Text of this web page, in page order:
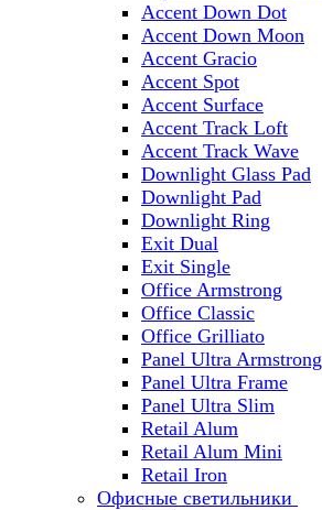
Accent Down Dot
Accent Down Moon
Accent Gracio
Accent Spot
Accent Surface
Accent Track Loft
Accent Track Wave
Downlight Glass Pad
Downlight Pad
Downlight Ring
Exit Dual
Exit Single
Office Armstrong
Office Classic
Office Grilliato
Panel Ultra Armstrong
Panel Ultra Frame
Panel Ultra Slim
Retail Alum
Retail Alum Mini
Retail Iron
Офисные светильники